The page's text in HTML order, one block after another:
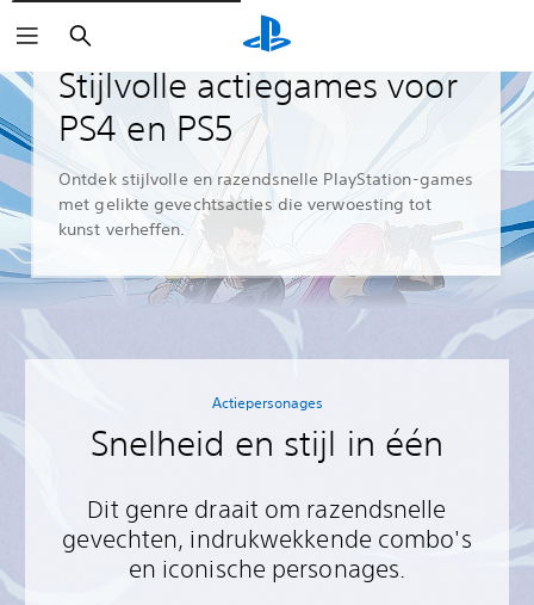
Zoeken
Gidsen en artikelen
Stijlvolle actiegames voor
PS4 en PS5
Ontdek stijlvolle en razendsnelle PlayStation-games
met gelikte gevechtsacties die verwoesting tot
kunst verheffen.
Actiepersonages
Snelheid en stijl in één
Dit genre draait om razendsnelle
gevechten, indrukwekkende combo's
en iconische personages.